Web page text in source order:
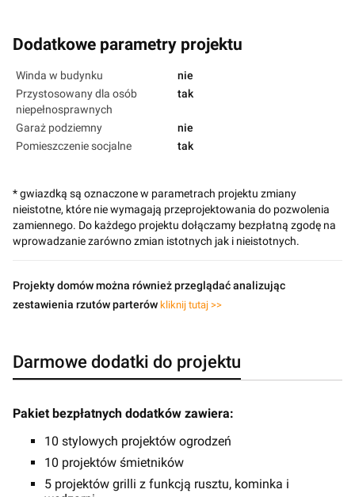
Dodatkowe parametry projektu
Winda w budynku
nie
Przystosowany dla osób
niepełnosprawnych
tak
Garaż podziemny
nie
Pomieszczenie socjalne
tak
* gwiazdką są oznaczone w parametrach projektu zmiany
nieistotne, które nie wymagają przeprojektowania do pozwolenia
zamiennego. Do każdego projektu dołączamy bezpłatną zgodę na
wprowadzanie zarówno zmian istotnych jak i nieistotnych.
Projekty domów można również przeglądać analizując
zestawienia rzutów parterów kliknij tutaj >>
Darmowe dodatki do projektu
Pakiet bezpłatnych dodatków zawiera:
10 stylowych projektów ogrodzeń
10 projektów śmietników
5 projektów grilli z funkcją rusztu, kominka i